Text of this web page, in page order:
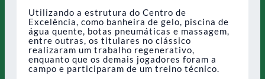
Utilizando a estrutura do Centro de
Excelência, como banheira de gelo, piscina de
água quente, botas pneumáticas e massagem,
entre outras, os titulares no clássico
realizaram um trabalho regenerativo,
enquanto que os demais jogadores foram a
campo e participaram de um treino técnico.